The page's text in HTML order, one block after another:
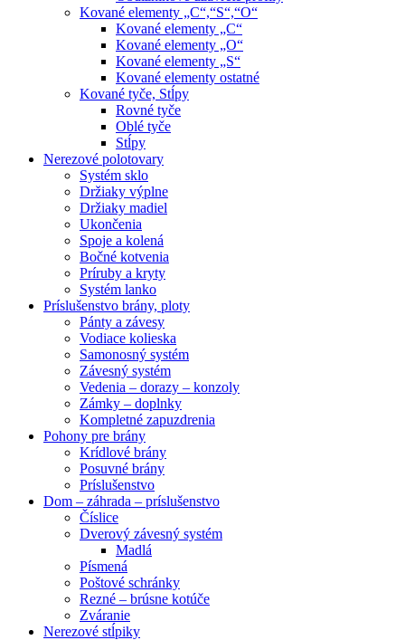
Kované elementy „C“,“S“,“O“
Kované elementy „C“
Kované elementy „O“
Kované elementy „S“
Kované elementy ostatné
Kované tyče, Stĺpy
Rovné tyče
Oblé tyče
Stĺpy
Nerezové polotovary
Systém sklo
Držiaky výplne
Držiaky madiel
Ukončenia
Spoje a kolená
Bočné kotvenia
Príruby a kryty
Systém lanko
Príslušenstvo brány, ploty
Pánty a závesy
Vodiace kolieska
Samonosný systém
Závesný systém
Vedenia – dorazy – konzoly
Zámky – doplnky
Kompletné zapuzdrenia
Pohony pre brány
Krídlové brány
Posuvné brány
Príslušenstvo
Dom – záhrada – príslušenstvo
Číslice
Dverový závesný systém
Madlá
Písmená
Poštové schránky
Rezné – brúsne kotúče
Zváranie
Nerezové stĺpiky